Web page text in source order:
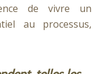
de vivre un
au processus,